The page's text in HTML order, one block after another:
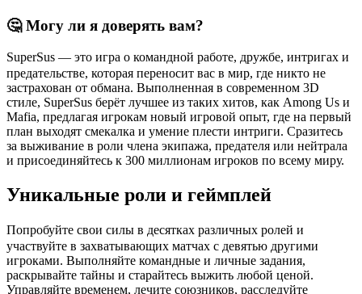
🤔 Могу ли я доверять вам?
ㅤSuperSus — это игра о командной работе, дружбе, интригах и
предательстве, которая переносит вас в мир, где никто не
застрахован от обмана. Выполненная в современном 3D
стиле, SuperSus берёт лучшее из таких хитов, как Among Us и
Mafia, предлагая игрокам новый игровой опыт, где на первый
план выходят смекалка и умение плести интриги. Сразитесь
за выживание в роли члена экипажа, предателя или нейтрала
и присоединяйтесь к 300 миллионам игроков по всему миру.
Уникальные роли и геймплей
ㅤПопробуйте свои силы в десятках различных ролей и
участвуйте в захватывающих матчах с девятью другими
игроками. Выполняйте командные и личные задания,
раскрывайте тайны и старайтесь выжить любой ценой.
Управляйте временем, лечите союзников, расследуйте